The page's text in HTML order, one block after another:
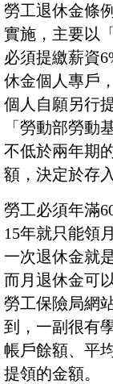
勞工退休金條
實施，主要以
必須提繳薪資
休金個人專戶
個人自願另行
「勞動部勞動
不低於兩年期
額，決定於存
勞工必須年滿
15年就只能領
一次退休金就
而月退休金可
勞工保險局網
到，一副很有
帳戶餘額、平
提領的金額。